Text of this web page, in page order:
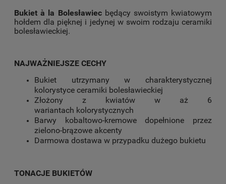
Bukiet à la Bolesławiec będący swoistym kwiatowym
hołdem dla pięknej i jedynej w swoim rodzaju ceramiki
bolesławieckiej.
NAJWAŻNIEJSZE CECHY
Bukiet utrzymany w charakterystycznej
kolorystyce ceramiki bolesławieckiej
Złożony z kwiatów w aż 6
wariantach kolorystycznych
Barwy kobaltowo-kremowe dopełnione przez
zielono-brązowe akcenty
Darmowa dostawa w przypadku dużego bukietu
TONACJE BUKIETÓW